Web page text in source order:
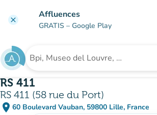
clear Affluences
GRATIS – Google Play
Buscar un establecimiento
RS 411
RS 411 (58 rue du Port)
place 60 Boulevard Vauban, 59800 Lille, France
(abrir en Google Maps)
(nueva pestaña)